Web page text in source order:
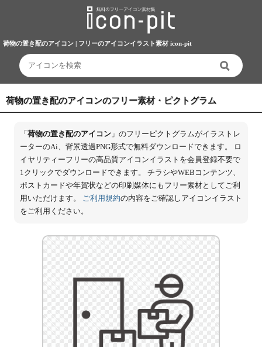
荷物の置き配のアイコン | フリーのアイコンイラスト素材 icon-pit
荷物の置き配のアイコンのフリー素材・ピクトグラム
「 荷物の置き配のアイコン」のフリーピクトグラムがイラストレ
ーターのAi、背景透過PNG形式で無料ダウンロードできます。 ロ
イヤリティーフリーの高品質アイコンイラストを会員登録不要で
1クリックでダウンロードできます。 チラシやWEBコンテンツ、
ポストカードや年賀状などの印刷媒体にもフリー素材としてご利
用いただけます。 ご利用規約の内容をご確認しアイコンイラスト
をご利用ください。